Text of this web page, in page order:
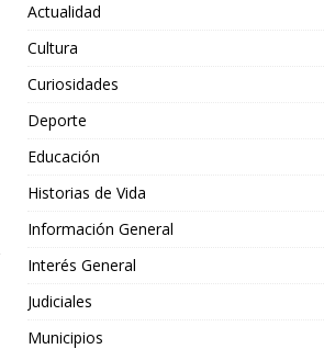
Actualidad
Cultura
Curiosidades
Deporte
Educación
Historias de Vida
Información General
Interés General
Judiciales
Municipios